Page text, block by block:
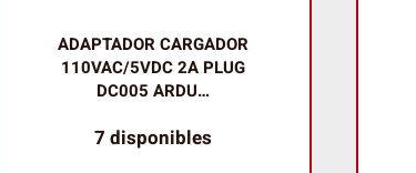
ADAPTADOR CARGADOR
110VAC/5VDC 2A PLUG
DC005 ARDU…
7 disponibles